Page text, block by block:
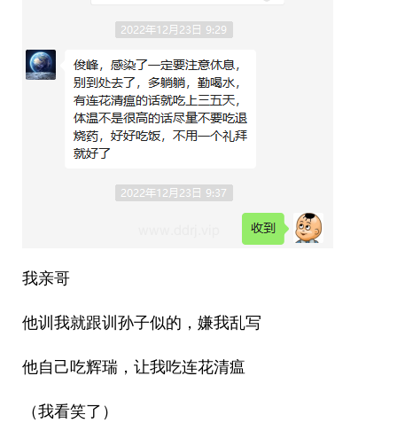
我亲哥
他训我就跟训孙子似的，嫌我乱写
他自己吃辉瑞，让我吃连花清瘟
（我看笑了）